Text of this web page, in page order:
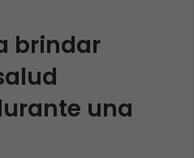
brindar
una